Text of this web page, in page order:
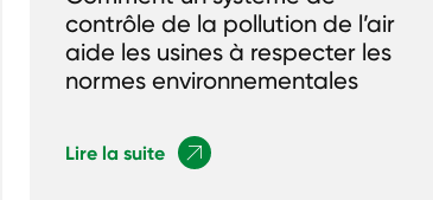
contrôle de la pollution de l’air
aide les usines à respecter les
normes environnementales
Lire la suite 